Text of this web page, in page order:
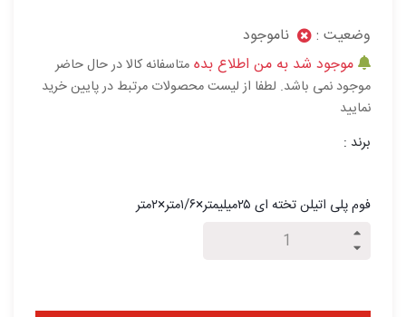
وضعیت :
ناموجود
موجود شد به من اطلاع بده متاسفانه کالا در حال حاضر
موجود نمی باشد. لطفا از لیست محصولات مرتبط در پایین خرید
نمایید
برند :
فوم پلی اتیلن تخته ای ۲۵میلیمتر×۱/۶متر×۲متر